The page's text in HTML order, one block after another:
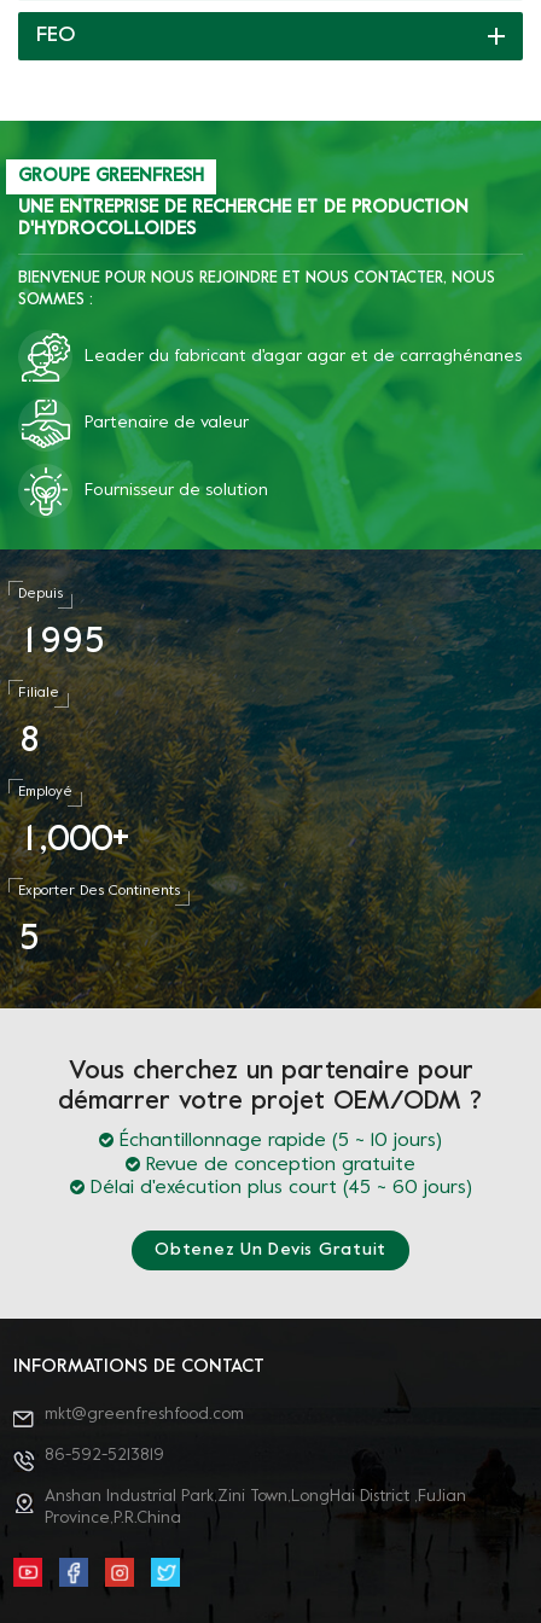
viande, les protéines de
soja, l'amidon et d'autres
graisses et de la gomme
conserve, améliorer la
tranchage et la texture.
FEO
GROUPE GREENFRESH
UNE ENTREPRISE DE RECHERCHE ET DE PRODUCTION
D'HYDROCOLLOIDES
BIENVENUE POUR NOUS REJOINDRE ET NOUS CONTACTER, NOUS
SOMMES :
Leader du fabricant d'agar agar et de carraghénanes
Partenaire de valeur
Fournisseur de solution
Depuis
1 995
Filiale
8
Employé
1 ,000+
Exporter Des Continents
5
Vous cherchez un partenaire pour
démarrer votre projet OEM/ODM ?
Échantillonnage rapide (5 ~ 10 jours)
Revue de conception gratuite
Délai d'exécution plus court (45 ~ 60 jours)
Obtenez Un Devis Gratuit
INFORMATIONS DE CONTACT
mkt@greenfreshfood.com
86-592-5213819
Anshan Industrial Park,Zini Town,LongHai District ,FuJian
Province,P.R.China